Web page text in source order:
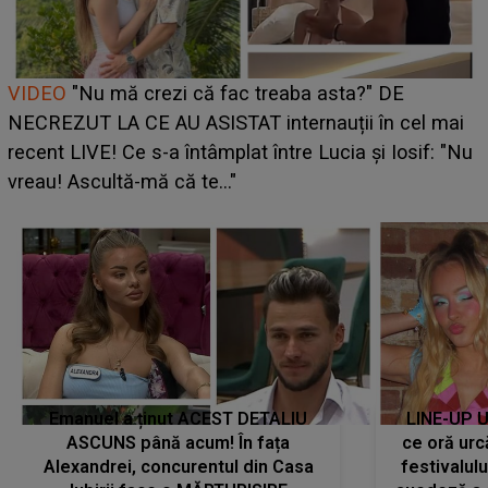
Cine este Bianca, tânăra clujeancă luată pe scenă la
UNTOLD ONE de Zara Larsson? Aceasta a dezvăluit
ce i-a spus artista suedeză în culise: „Nu am fost
pregătită...”
Emanuel a ținut ACEST DETALIU
ASCUNS până acum! În fața
Alexandrei, concurentul din Casa
LINE-UP
ce oră